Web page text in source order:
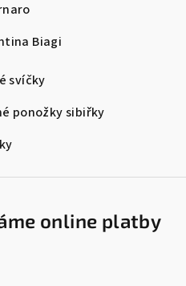
Biagi
svíčky
ponožky sibiřky
online platby